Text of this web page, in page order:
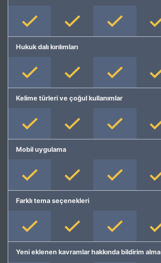
Hukuk dalı kırılımları
Kelime türleri ve çoğul kullanımlar
Mobil uygulama
Farklı tema seçenekleri
Yeni eklenen kavramlar hakkında bildirim alma